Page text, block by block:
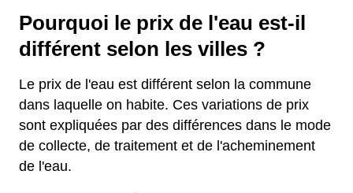
Pourquoi le prix de l'eau est-il
différent selon les villes ?
Le prix de l'eau est différent selon la commune
dans laquelle on habite. Ces variations de prix
sont expliquées par des différences dans le mode
de collecte, de traitement et de l'acheminement
de l'eau.